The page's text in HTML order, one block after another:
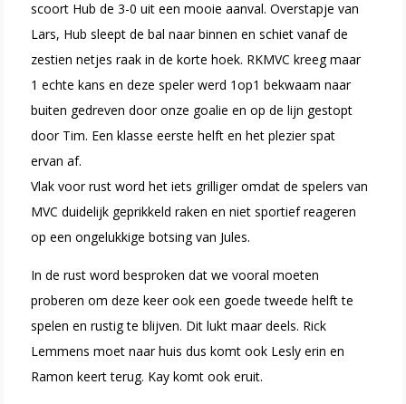
scoort Hub de 3-0 uit een mooie aanval. Overstapje van
Lars, Hub sleept de bal naar binnen en schiet vanaf de
zestien netjes raak in de korte hoek. RKMVC kreeg maar
1 echte kans en deze speler werd 1op1 bekwaam naar
buiten gedreven door onze goalie en op de lijn gestopt
door Tim. Een klasse eerste helft en het plezier spat
ervan af.
Vlak voor rust word het iets grilliger omdat de spelers van
MVC duidelijk geprikkeld raken en niet sportief reageren
op een ongelukkige botsing van Jules.
In de rust word besproken dat we vooral moeten
proberen om deze keer ook een goede tweede helft te
spelen en rustig te blijven. Dit lukt maar deels. Rick
Lemmens moet naar huis dus komt ook Lesly erin en
Ramon keert terug. Kay komt ook eruit.